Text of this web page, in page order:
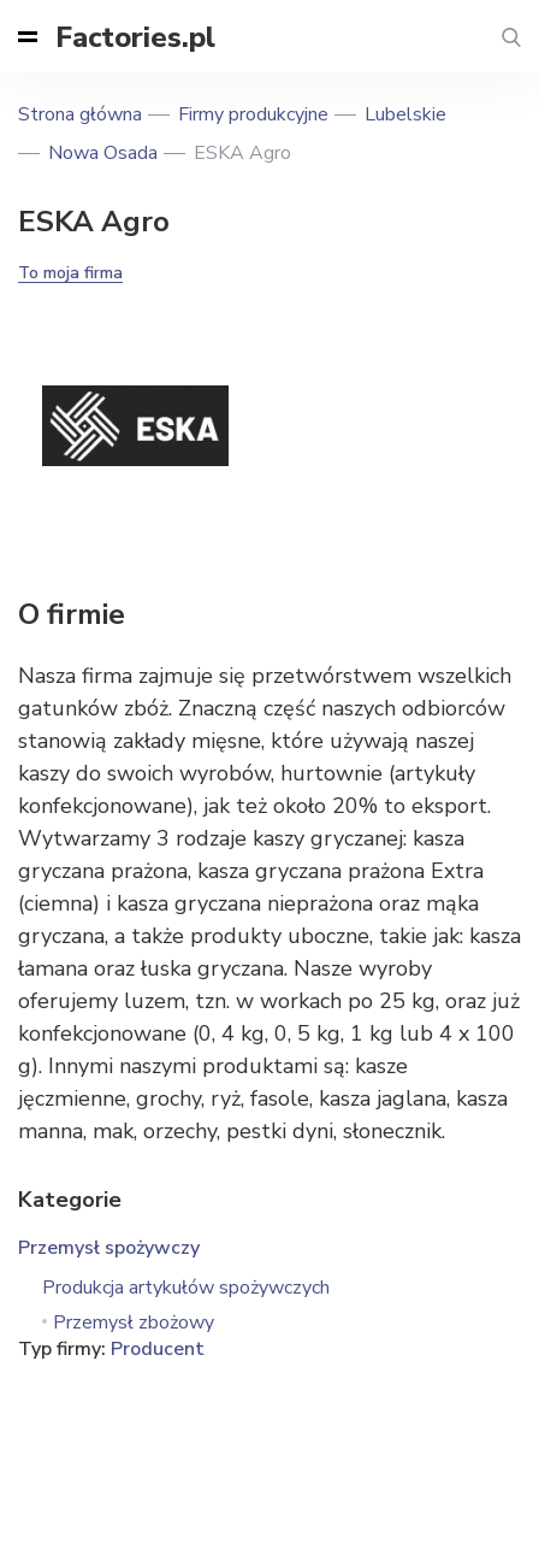
Factories.pl
Strona główna Firmy produkcyjne
Lubelskie
Nowa Osada
ESKA Agro
ESKA Agro
To moja firma
O firmie
Nasza firma zajmuje się przetwórstwem wszelkich
gatunków zbóż. Znaczną część naszych odbiorców
stanowią zakłady mięsne, które używają naszej
kaszy do swoich wyrobów, hurtownie (artykuły
konfekcjonowane), jak też około 20% to eksport.
Wytwarzamy 3 rodzaje kaszy gryczanej: kasza
gryczana prażona, kasza gryczana prażona Extra
(ciemna) i kasza gryczana nieprażona oraz mąka
gryczana, a także produkty uboczne, takie jak: kasza
łamana oraz łuska gryczana. Nasze wyroby
oferujemy luzem, tzn. w workach po 25 kg, oraz już
konfekcjonowane (0, 4 kg, 0, 5 kg, 1 kg lub 4 x 100
g). Innymi naszymi produktami są: kasze
jęczmienne, grochy, ryż, fasole, kasza jaglana, kasza
manna, mak, orzechy, pestki dyni, słonecznik.
Kategorie
Przemysł spożywczy
Produkcja artykułów spożywczych
Przemysł zbożowy
Typ firmy: Producent